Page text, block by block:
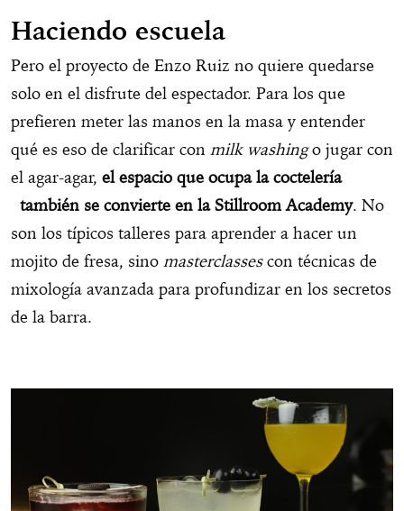
Haciendo escuela
Pero el proyecto de Enzo Ruiz no quiere quedarse
solo en el disfrute del espectador. Para los que
prefieren meter las manos en la masa y entender
qué es eso de clarificar con milk washingo jugar con
el agar-agar, el espacio que ocupa la coctelería
también se convierte en la Stillroom Academy. No
son los típicos talleres para aprender a hacer un
mojito de fresa, sino masterclassescon técnicas de
mixología avanzada para profundizar en los secretos
de la barra.